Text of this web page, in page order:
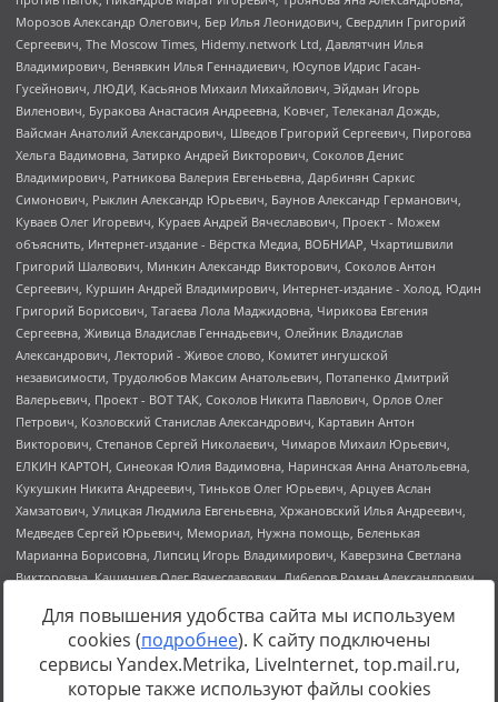
Источник:https://minjust.gov.ru/uploaded/files/reestr-
inostrannyih-agentov-22-03-2024.pdfданные на22.03.2024
Для повышения удобства сайта мы используем
cookies (подробнее). К сайту подключены
сервисы Yandex.Metrika, LiveInternet, top.mail.ru,
которые также используют файлы cookies